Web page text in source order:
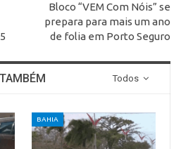
Bloco “VEM Com Nóis” se
prepara para mais um ano
de folia em Porto Seguro
Todos
BAHIA